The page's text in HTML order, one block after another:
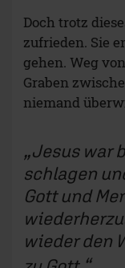
Doch trotz
zufrieden. Sie
gehen. Weg
Graben
niemand
Jesus war
schlagen
Gott und
wieder den